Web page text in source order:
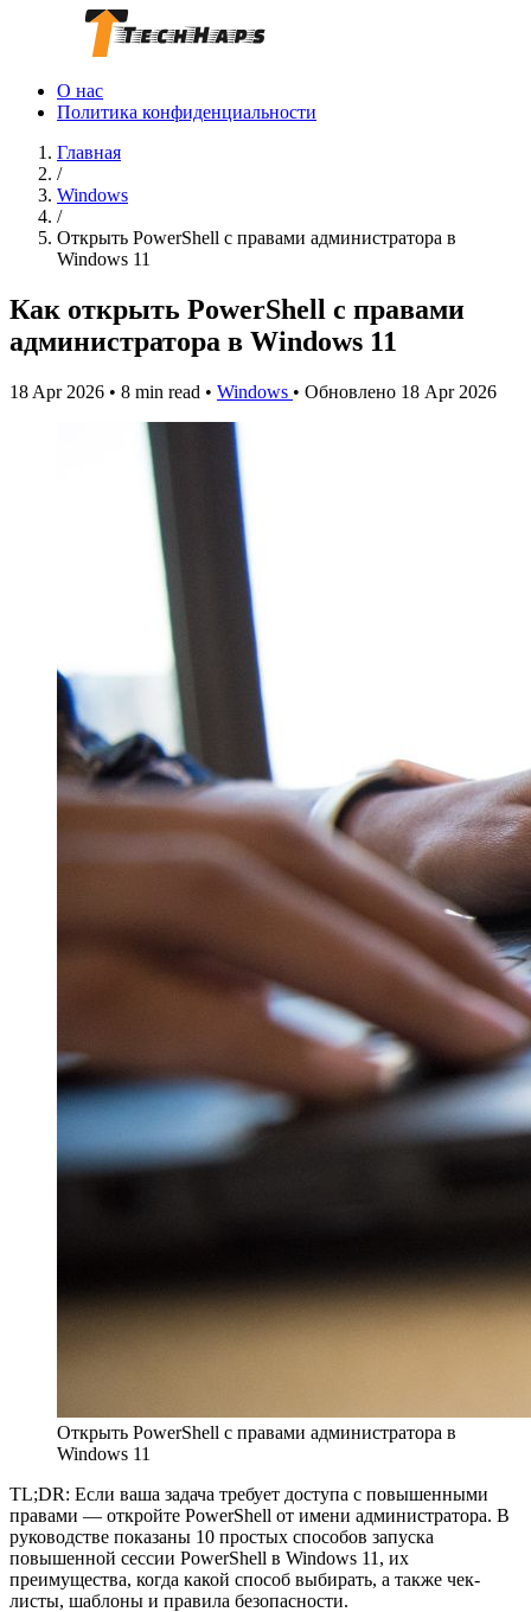
О нас
Политика конфиденциальности
Главная
/
Windows
/
Открыть PowerShell с правами администратора в
Windows 11
Как открыть PowerShell с правами
администратора в Windows 11
18 Apr 2026 • 8 min read • Windows • Обновлено 18 Apr 2026
Открыть PowerShell с правами администратора в
Windows 11
TL;DR: Если ваша задача требует доступа с повышенными
правами — откройте PowerShell от имени администратора. В
руководстве показаны 10 простых способов запуска
повышенной сессии PowerShell в Windows 11, их
преимущества, когда какой способ выбирать, а также чек-
листы, шаблоны и правила безопасности.